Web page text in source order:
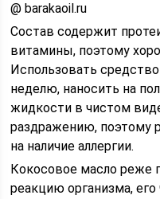
@ barakaoil.ru
Состав содержит
витамины, поэтому
Использовать
неделю, наносить на
жидкости в чистом
раздражению, поэтому
на наличие аллергии.
Кокосовое масло реже
реакцию организма,